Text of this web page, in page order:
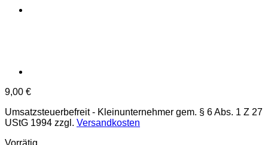
9,00 €
Umsatzsteuerbefreit - Kleinunternehmer gem. § 6 Abs. 1 Z 27
UStG 1994 zzgl. Versandkosten
Vorrätig